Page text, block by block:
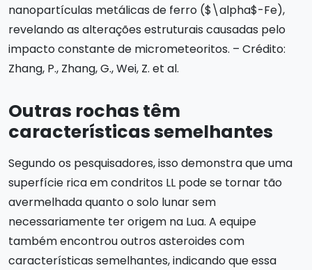
nanopartículas metálicas de ferro ($\alpha$-Fe),
revelando as alterações estruturais causadas pelo
impacto constante de micrometeoritos. – Crédito:
Zhang, P., Zhang, G., Wei, Z. et al.
Outras rochas têm
características semelhantes
Segundo os pesquisadores, isso demonstra que uma
superfície rica em condritos LL pode se tornar tão
avermelhada quanto o solo lunar sem
necessariamente ter origem na Lua. A equipe
também encontrou outros asteroides com
características semelhantes, indicando que essa